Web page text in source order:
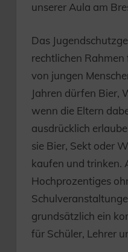
unserer Aula am
Das
rechtlichen
von jungen
Jahren dürfen Bier,
wenn die Eltern
ausdrücklich
sie Bier, Sekt oder
kaufen und trinken.
Hochprozentiges
grundsätzlich ein
für Schüler, Lehrer